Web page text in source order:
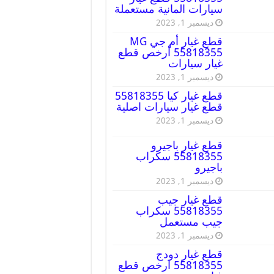
سيارات المانية مستعملة
ديسمبر 1, 2023
قطع غيار أم جي MG
55818355 أرخص قطع
غيار سيارات
ديسمبر 1, 2023
قطع غيار كيا 55818355
قطع غيار سيارات اصلية
ديسمبر 1, 2023
قطع غيار باجيرو
55818355 سكراب
باجيرو
ديسمبر 1, 2023
قطع غيار جيب
55818355 سكراب
جيب مستعمل
ديسمبر 1, 2023
قطع غيار دودج
55818355 ارخص قطع